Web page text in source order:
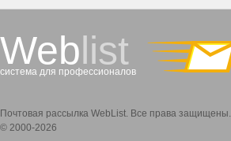
Weblist
система для профессионалов
Почтовая рассылка WebList. Все права защищены.
© 2000-2026